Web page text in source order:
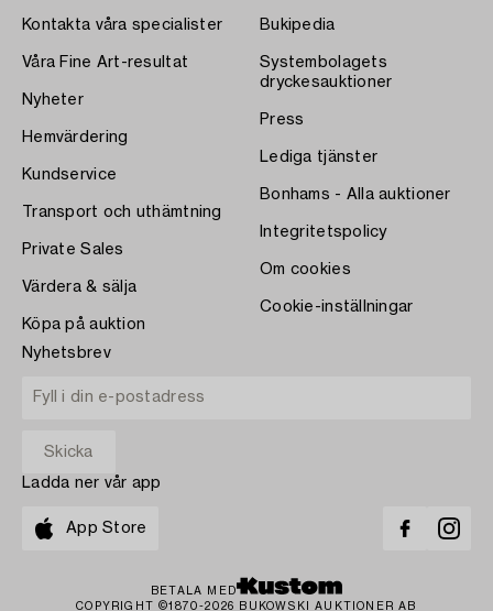
Kontakta våra specialister
Våra Fine Art-resultat
Nyheter
Hemvärdering
Kundservice
Transport och uthämtning
Private Sales
Värdera & sälja
Köpa på auktion
Bukipedia
Systembolagets
dryckesauktioner
Press
Lediga tjänster
Bonhams - Alla auktioner
Integritetspolicy
Om cookies
Cookie-inställningar
Nyhetsbrev
Ladda ner vår app
App Store
BETALA MED
COPYRIGHT ©1870-2026 BUKOWSKI AUKTIONER AB